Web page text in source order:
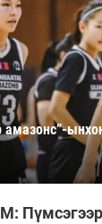
амазонс”-